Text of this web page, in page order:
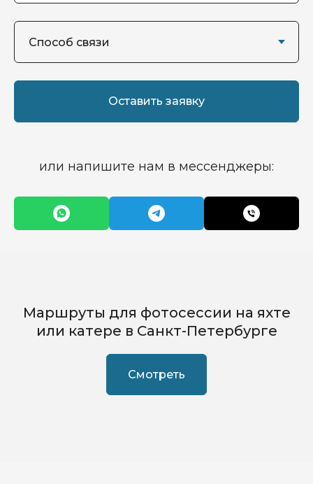
Оставить заявку
или напишите нам в мессенджеры:
Маршруты для фотосессии на яхте
или катере в Санкт-Петербурге
Смотреть